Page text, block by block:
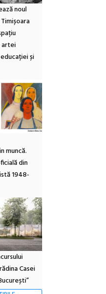
noul
artei
și
muncă.
din
1948-
Casei